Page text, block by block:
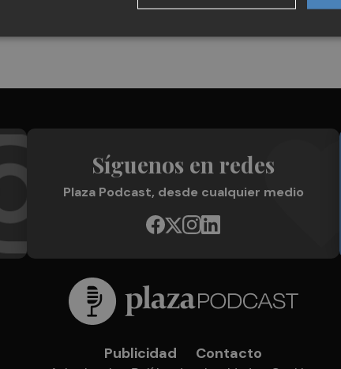
Síguenos en redes
Plaza Podcast, desde cualquier medio
Publicidad Contacto